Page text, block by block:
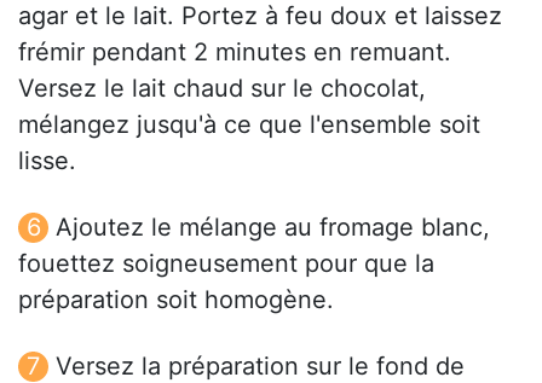
agar et le lait. Portez à feu doux et laissez
frémir pendant 2 minutes en remuant.
Versez le lait chaud sur le chocolat,
mélangez jusqu'à ce que l'ensemble soit
lisse.
Ajoutez le mélange au fromage blanc,
fouettez soigneusement pour que la
préparation soit homogène.
Versez la préparation sur le fond de